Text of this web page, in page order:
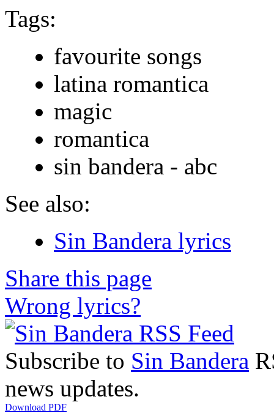
Tags:
favourite songs
latina romantica
magic
romantica
sin bandera - abc
See also:
Sin Bandera lyrics
Share this page
Wrong lyrics?
Subscribe to Sin Bandera
news updates.
Download PDF